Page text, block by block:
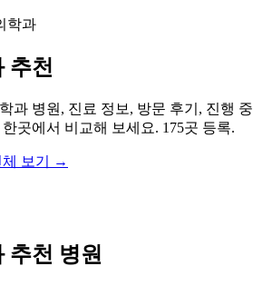
학과
추천
과 병원, 진료 정보, 방문 후기, 진행 중
곳에서 비교해 보세요. 175곳 등록.
보기
→
추천 병원